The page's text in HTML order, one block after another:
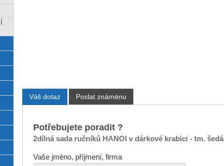
Váš dotaz Poslat známénu
Potřebujete poradit ?
2dílná sada ručníků HANOI v dárkové krabici - tm. šedá
Vaše jméno, příjmení, firma